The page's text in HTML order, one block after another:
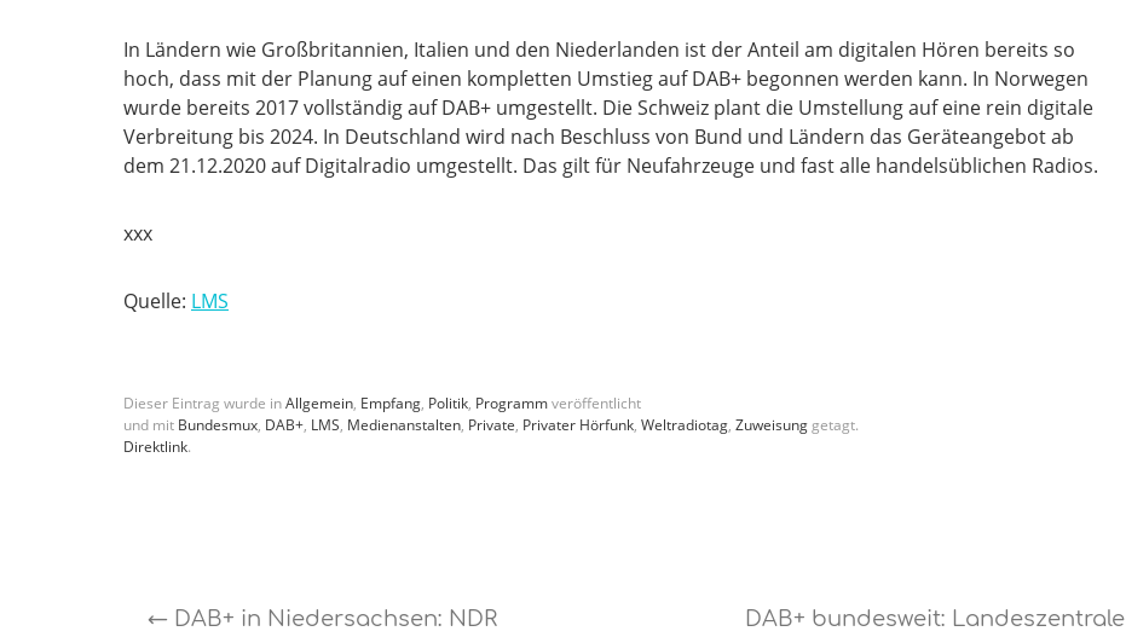
In Län­dern wie Groß­bri­tan­ni­en, Ita­li­en und den Nie­der­lan­den ist der Anteil am digi­ta­len Hören bereits so
hoch, dass mit der Pla­nung auf einen kom­plet­ten Umstieg auf DAB+ begon­nen wer­den kann. In Nor­we­gen
wur­de bereits 2017 voll­stän­dig auf DAB+ umge­stellt. Die Schweiz plant die Umstel­lung auf eine rein digi­ta­le
Ver­brei­tung bis 2024. In Deutsch­land wird nach Beschluss von Bund und Län­dern das Gerä­te­an­ge­bot ab
dem 21.12.2020 auf Digi­tal­ra­dio umge­stellt. Das gilt für Neu­fahr­zeu­ge und fast alle han­dels­üb­li­chen Radi­os.
xxx
Quelle: LMS
Dieser Eintrag wurde inAllgemein, Empfang, Politik, Programmveröffentlicht
und mit Bundesmux, DAB+, LMS, Medienanstalten, Private, Privater Hörfunk, Weltradiotag, Zuweisung getagt.
Direktlink.
← DAB+ in Niedersachsen: NDR
DAB+ bundesweit: Landeszentrale